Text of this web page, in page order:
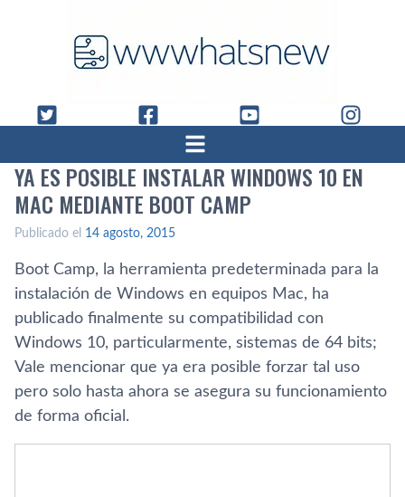
YA ES POSIBLE INSTALAR WINDOWS 10 EN
MAC MEDIANTE BOOT CAMP
Publicado el 14 agosto, 2015
Boot Camp, la herramienta predeterminada para la
instalación de Windows en equipos Mac, ha
publicado finalmente su compatibilidad con
Windows 10, particularmente, sistemas de 64 bits;
Vale mencionar que ya era posible forzar tal uso
pero solo hasta ahora se asegura su funcionamiento
de forma oficial.